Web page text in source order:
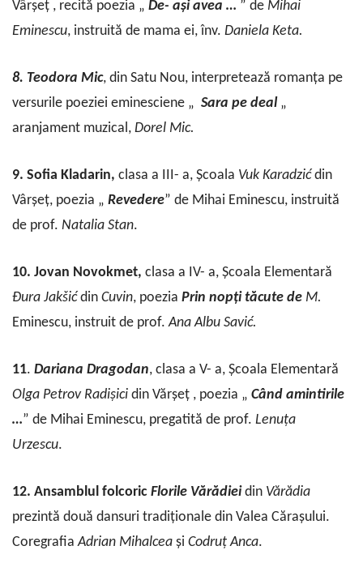
Vârșeț , recită poezia „ De- ași avea … ” de Mihai
Eminescu, instruită de mama ei, înv. Daniela Keta.
8. Teodora Mic, din Satu Nou, interpretează romanța pe
versurile poeziei eminesciene „ Sara pe deal „
aranjament muzical, Dorel Mic.
9. Sofia Kladarin, clasa a III- a, Școala Vuk Karadzićdin
Vârșeț, poezia „ Revedere” de Mihai Eminescu, instruită
de prof. Natalia Stan.
10. Jovan Novokmet, clasa a IV- a, Școala Elementară
Đura Jakšićdin Cuvin, poezia Prin nopți tăcute de M.
Eminescu, instruit de prof.Ana Albu Savić.
11. Dariana Dragodan, clasa a V- a, Școala Elementară
Olga Petrov Radișici din Vărșeț , poezia „ Când amintirile
…” de Mihai Eminescu, pregatită de prof. Lenuța
Urzescu.
12. Ansamblul folcoric Florile Vărădiei din Vărădia
prezintă două dansuri tradiționale din Valea Cărașului.
CoregrafiaAdrian Mihalcea și Codruț Anca.